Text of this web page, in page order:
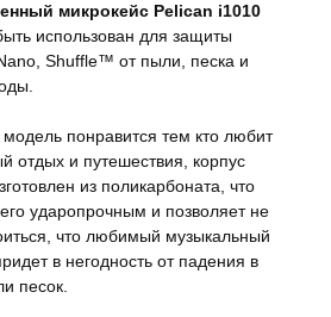
микрокейс Pelican i1010
использован для защиты
Shuffle™ от пыли, песка и
понравится тем кто любит
отдых и путешествия, корпус
из поликарбоната, что
ударопрочным и позволяет не
что любимый музыкальный
в негодность от падения в
песок.